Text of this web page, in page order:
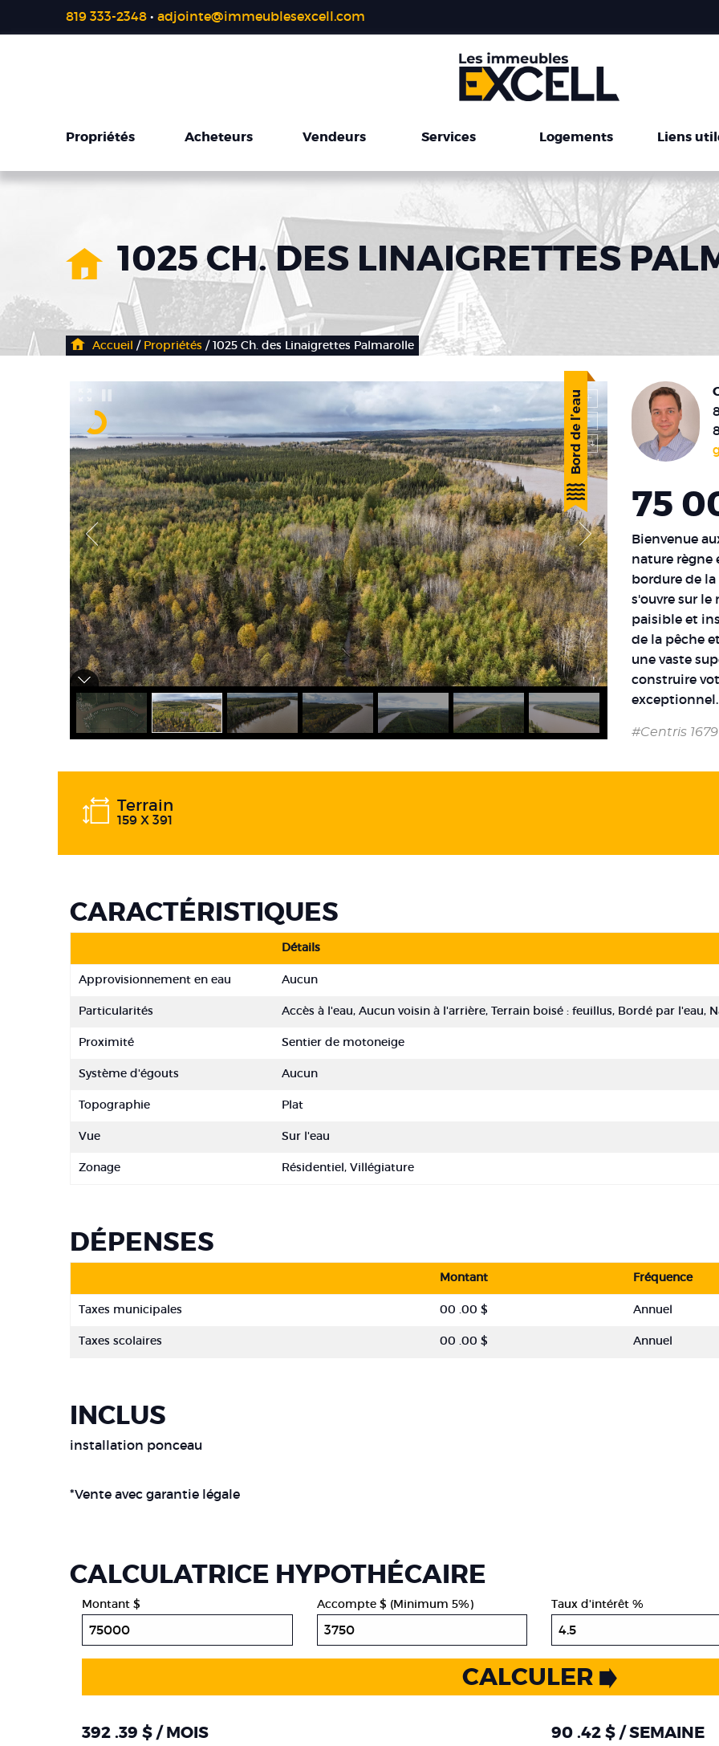
819 333-2348 •adjointe@immeublesexcell.com
Propriétés Acheteurs Vendeurs Services Logements Liens
1025 CH. DES LINAIGRETTES
Accueil / Propriétés / 1025 Ch. des Linaigrettes Palmarolle
75
Bienvenue
nature règne
bordure de
s'ouvre sur
paisible et
de la pêche
une vaste
construire
exceptionnel.
#Centris
Terrain
159 X 391
CARACTÉRISTIQUES
Détails
Approvisionnement en eau Aucun
Particularités Accès à l'eau, Aucun voisin à l'arrière, Terrain boisé : feuillus, Bordé par l'eau,
Proximité Sentier de motoneige
Système d'égouts Aucun
Topographie Plat
Vue Sur l'eau
Zonage Résidentiel, Villégiature
DÉPENSES
Montant Fréquence
Taxes municipales 00 .00 $ Annuel
Taxes scolaires 00 .00 $ Annuel
INCLUS
installation ponceau
*Vente avec garantie légale
CALCULATRICE HYPOTHÉCAIRE
Montant $ Accompte $ (Minimum 5%) Taux d'intérêt %
CALCULER
392 .39 $ / MOIS 90 .42 $ / SEMAINE